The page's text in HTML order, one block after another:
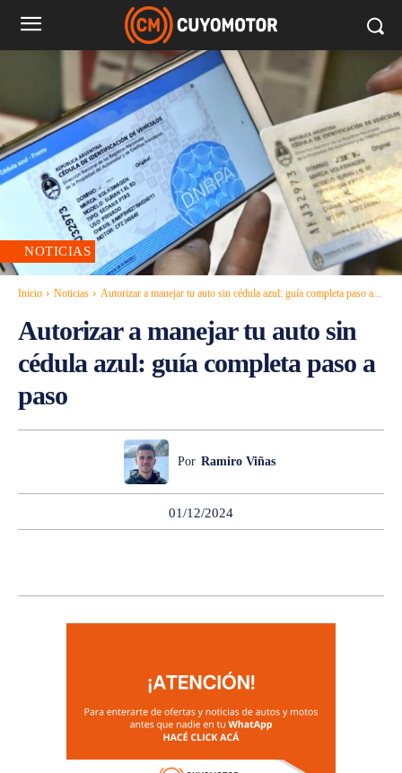
NOTICIAS
Inicio Noticias Autorizar a manejar tu auto sin cédula azul: guía completa paso a...
Autorizar a manejar tu auto sin
cédula azul: guía completa paso a
paso
Por Ramiro Viñas
01/12/2024